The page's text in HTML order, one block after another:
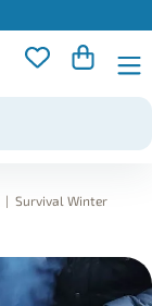
| Survival Winter